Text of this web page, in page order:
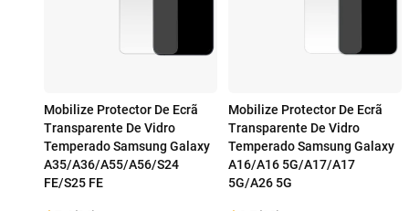
Mobilize Protector De Ecrã
Transparente De Vidro
Temperado Samsung Galaxy
A35/A36/A55/A56/S24
FE/S25 FE
Mobilize Protector De Ecrã
Transparente De Vidro
Temperado Samsung Galaxy
A16/A16 5G/A17/A17
5G/A26 5G